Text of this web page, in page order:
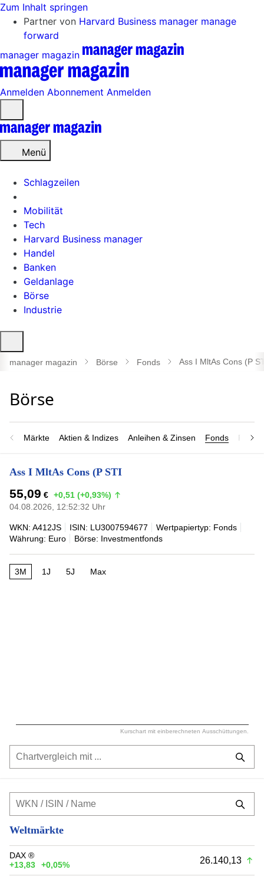
Zum Inhalt springen
Partner von Harvard Business manager manage
forward
manager magazin
Anmelden Abonnement Anmelden
öffnen
Menü
Schlagzeilen
Mobilität
Tech
Harvard Business manager
Handel
Banken
Geldanlage
Börse
Industrie
öffnen
manager magazin Börse Fonds Ass I MltAs Cons (P
Märkte Aktien & Indizes Anleihen & Zinsen Fonds
Ass I MltAs Cons (P STI
55,09 € +0,51 (+0,93%)
04.08.2026, 12:52:32 Uhr
WKN: A412JS ISIN: LU3007594677
Wertpapiertyp: Fonds
Währung: Euro
Börse: Investmentfonds
3M 1J 5J Max
Kurschart mit einberechneten Ausschüttungen.
Weltmärkte
DAX ®
+13,83
+0,05% 26.140,13